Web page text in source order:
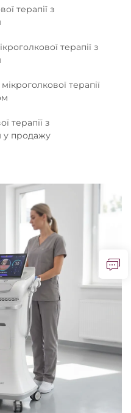
терапії з
терапії з
терапії
терапії з
у продажу